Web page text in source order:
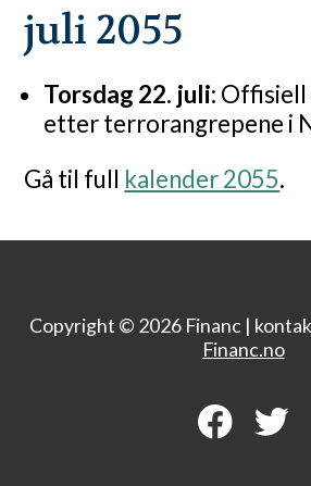
juli 2055
Torsdag 22. juli: Offisiell
etter terrorangrepene i
Gå til full kalender 2055.
Copyright © 2026 Financ |
Financ.no